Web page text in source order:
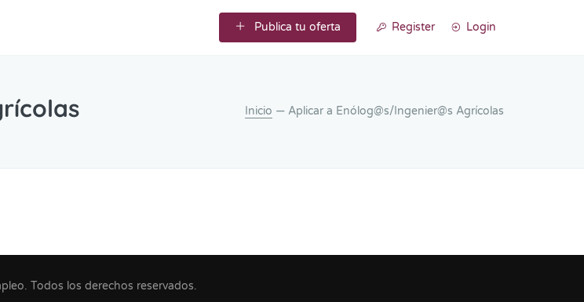
Publica tu oferta Register Login
Inicio — Aplicar a Enólog@s/Ingenier@s Agrícolas
Todos los derechos reservados.